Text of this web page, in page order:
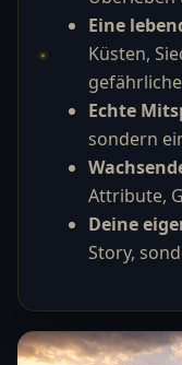
Eine
Küsten,
Echte
sondern
Attribute,
Deine
Story,